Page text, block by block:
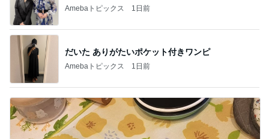
Amebaトピックス 1日前